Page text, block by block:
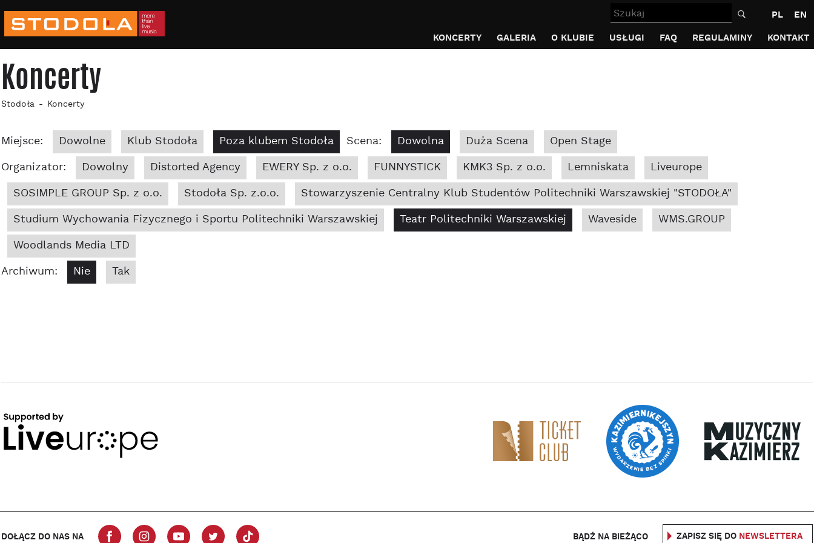
Szukaj PL
EN
KONCERTY
GALERIA O KLUBIE USŁUGI FAQ REGULAMINY KONTAKT
Koncerty
Stodoła Koncerty
Miejsce: Dowolne Klub Stodoła Poza klubem Stodoła Scena: Dowolna Duża Scena
Open Stage
Organizator:
Dowolny Distorted Agency EWERY Sp. z o.o. FUNNYSTICK KMK3 Sp. z o.o. Lemniskata
Liveurope
SOSIMPLE GROUP Sp. z o.o.
Stodoła Sp. z.o.o.
Stowarzyszenie Centralny Klub Studentów Politechniki Warszawskiej "STODOŁA"
Studium Wychowania Fizycznego i Sportu Politechniki Warszawskiej
Teatr Politechniki Warszawskiej Waveside
WMS.GROUP
Woodlands Media LTD
Archiwum:
Nie Tak
DOŁĄCZ DO NAS NA BĄDŹ NA BIEŻĄCO ZAPISZ SIĘ DO NEWSLETTERA